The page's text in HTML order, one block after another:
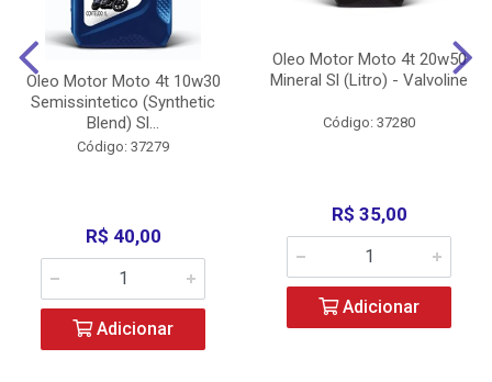
Oleo Motor Moto 4t 10w30
Semissintetico (Synthetic
Blend) Sl...
Código: 37279
R$ 40,00
Adicionar
Oleo Motor Moto 4t 20w50
Mineral Sl (Litro) - Valvoline
Código: 37280
R$ 35,00
Adicionar